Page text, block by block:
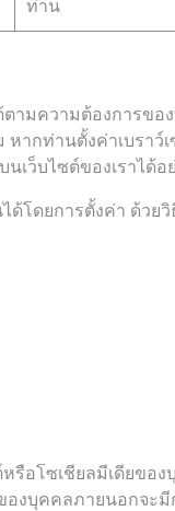
ท่าน
มความต้องการขอ
ากท่านตั้งค่าเบรา
เว็บไซต์ของเราได้
ด้โดยการตั้งค่า ด้วย
หรือโซเชียลมีเดียข
ของบุคคลภายนอกจ